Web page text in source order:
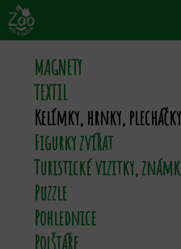
MAGNETY
TEXTIL
Kelímky, hrnky,
Figurky zvířat
Turistické vizitky,
Puzzle
Pohlednice
Polštáře